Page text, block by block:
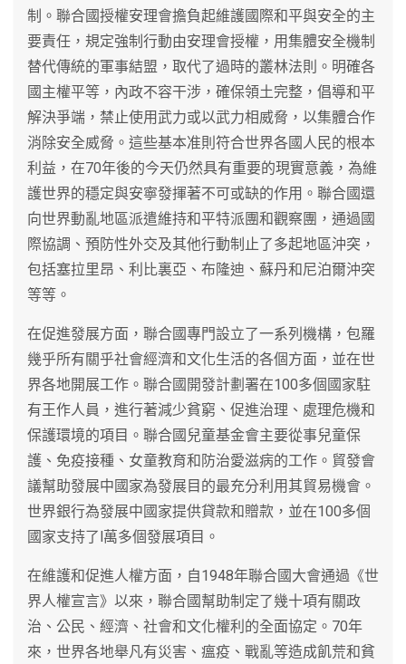
制。聯合國授權安理會擔負起維護國際和平與安全的主
要責任，規定強制行動由安理會授權，用集體安全機制
替代傳統的軍事結盟，取代了過時的叢林法則。明確各
國主權平等，內政不容干涉，確保領土完整，倡導和平
解決爭端，禁止使用武力或以武力相威脅，以集體合作
消除安全威脅。這些基本准則符合世界各國人民的根本
利益，在70年後的今天仍然具有重要的現實意義，為維
護世界的穩定與安寧發揮著不可或缺的作用。聯合國還
向世界動亂地區派遣維持和平特派團和觀察團，通過國
際協調、預防性外交及其他行動制止了多起地區沖突，
包括塞拉里昂、利比裏亞、布隆迪、蘇丹和尼泊爾沖突
等等。
在促進發展方面，聯合國專門設立了一系列機構，包羅
幾乎所有關乎社會經濟和文化生活的各個方面，並在世
界各地開展工作。聯合國開發計劃署在100多個國家駐
有王作人員，進行著減少貧窮、促進治理、處理危機和
保護環境的項目。聯合國兒童基金會主要從事兒童保
護、免疫接種、女童教育和防治愛滋病的工作。貿發會
議幫助發展中國家為發展目的最充分利用其貿易機會。
世界銀行為發展中國家提供貸款和贈款，並在100多個
國家支持了l萬多個發展項目。
在維護和促進人權方面，自1948年聯合國大會通過《世
界人權宣言》以來，聯合國幫助制定了幾十項有關政
治、公民、經濟、社會和文化權利的全面協定。70年
來，世界各地舉凡有災害、瘟疫、戰亂等造成飢荒和貧